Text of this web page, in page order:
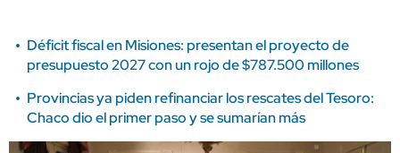
Déficit fiscal en Misiones: presentan el proyecto de
presupuesto 2027 con un rojo de $787.500 millones
Provincias ya piden refinanciar los rescates del Tesoro:
Chaco dio el primer paso y se sumarían más